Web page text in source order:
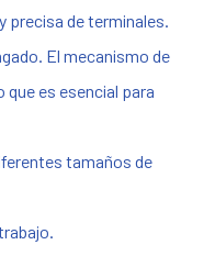
precisa de terminales.
El mecanismo de
es esencial para
tamaños de